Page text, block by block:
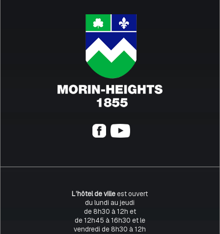
L’hôtel de villeest ouvert
du lundi au jeudi
de 8h30 à 12h et
de 12h45 à 16h30 et le
vendredi de 8h30 à 12h